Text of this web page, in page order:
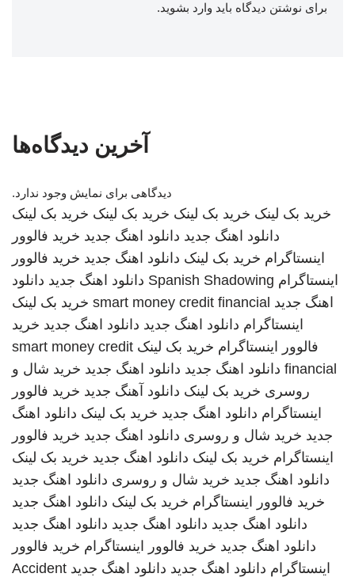
برای نوشتن دیدگاه باید وارد بشوید.
آخرین دیدگاه‌ها
دیدگاهی برای نمایش وجود ندارد.
خرید بک لینک خرید بک لینک خرید بک لینک خرید بک لینک
دانلود اهنگ جدید دانلود اهنگ جدید خرید فالوور
اینستاگرام خرید بک لینک دانلود اهنگ جدید خرید فالوور
اینستاگرام Spanish Shadowing دانلود اهنگ جدید دانلود
اهنگ جدید smart money credit financial خرید بک لینک
اینستاگرام دانلود اهنگ جدید دانلود اهنگ جدید خرید
فالوور اینستاگرام خرید بک لینک smart money credit
financial دانلود اهنگ جدید دانلود اهنگ جدید خرید شال و
روسری خرید بک لینک دانلود آهنگ جدید خرید فالوور
اینستاگرام دانلود اهنگ جدید خرید بک لینک دانلود اهنگ
جدید خرید شال و روسری دانلود اهنگ جدید خرید فالوور
اینستاگرام خرید بک لینک دانلود اهنگ جدید خرید بک لینک
دانلود اهنگ جدید خرید شال و روسری دانلود اهنگ جدید
خرید فالوور اینستاگرام خرید بک لینک دانلود اهنگ جدید
دانلود اهنگ جدید دانلود اهنگ جدید دانلود اهنگ جدید
دانلود اهنگ جدید خرید فالوور اینستاگرام خرید فالوور
اینستاگرام دانلود اهنگ جدید دانلود اهنگ جدید Accident